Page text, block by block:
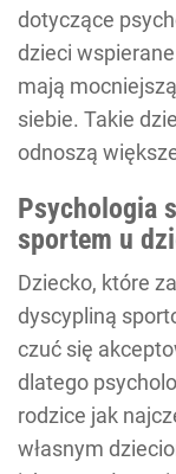
dotyczące
dzieci
mają
siebie. Takie
odnoszą
Psychologia
sportem u
Dziecko, które
dyscypliną
czuć się
dlatego
rodzice jak
własnym